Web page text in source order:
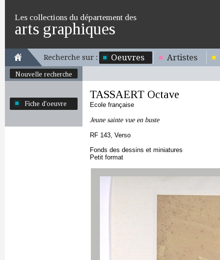
Les collections du département des
arts graphiques
Recherche sur : Oeuvres Artistes
Nouvelle recherche
Fiche d'oeuvre
TASSAERT Octave
Ecole française
Jeune sainte vue en buste
RF 143, Verso
Fonds des dessins et miniatures
Petit format